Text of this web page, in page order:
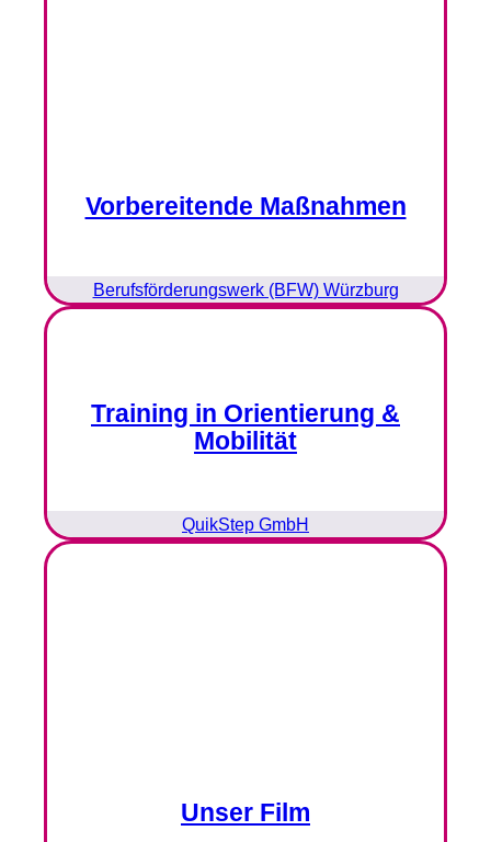
Vorbereitende Maßnahmen
Berufsförderungswerk (BFW) Würzburg
Training in Orientierung &
Mobilität
QuikStep GmbH
Unser Film